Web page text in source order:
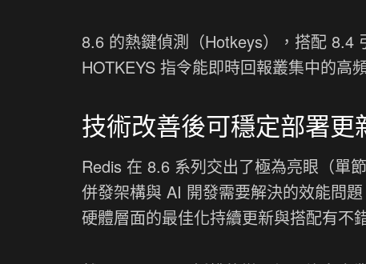
8.6 的熱鍵偵測（Hotkeys），搭配 8.4
HOTKEYS 指令能即時回報叢集中的高
技術改善後可穩定部署更
Redis 在 8.6 系列交出了極為亮眼（單
併發架構與 AI 開發需要解決的效能問
硬體層面的最佳化持續更新與搭配有不